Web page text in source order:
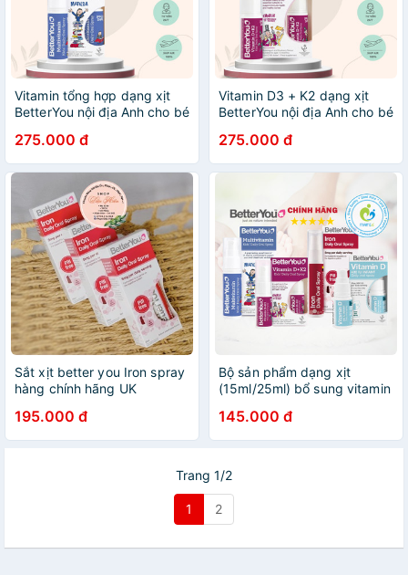
Vitamin tổng hợp dạng xịt
BetterYou nội địa Anh cho bé
Oral Spray 25ml
275.000 đ
Vitamin D3 + K2 dạng xịt
BetterYou nội địa Anh cho bé
((MK-7) Kids' Oral Spray
275.000 đ
Sắt xịt better you Iron spray
hàng chính hãng UK
195.000 đ
Bộ sản phẩm dạng xịt
(15ml/25ml) bổ sung vitamin
hợp Better You Daily Oral
Spray, UK
145.000 đ
Trang 1/2
1 2